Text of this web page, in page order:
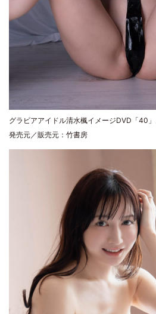
グラビアアイドル清水楓イメージDVD「40」
発売元／販売元：竹書房